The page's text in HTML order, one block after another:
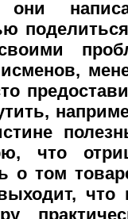
они
что
о том
что